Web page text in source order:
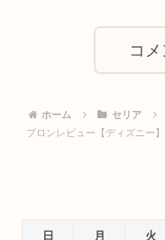
コ
ホーム セリア
プロンレビュー【ディズニー】
日 月 火